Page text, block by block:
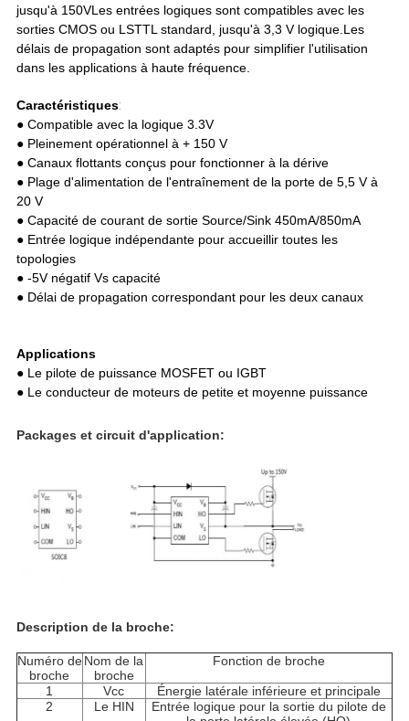
jusqu'à 150VLes entrées logiques sont compatibles avec les
sorties CMOS ou LSTTL standard, jusqu'à 3,3 V logique.Les
délais de propagation sont adaptés pour simplifier l'utilisation
dans les applications à haute fréquence.
Caractéristiques:
● Compatible avec la logique 3.3V
● Pleinement opérationnel à + 150 V
● Canaux flottants conçus pour fonctionner à la dérive
● Plage d'alimentation de l'entraînement de la porte de 5,5 V à
20 V
● Capacité de courant de sortie Source/Sink 450mA/850mA
● Entrée logique indépendante pour accueillir toutes les
topologies
● -5V négatif Vs capacité
● Délai de propagation correspondant pour les deux canaux
Applications
● Le pilote de puissance MOSFET ou IGBT
● Le conducteur de moteurs de petite et moyenne puissance
Packages et circuit d'application:
Description de la broche:
Numéro de
broche
Nom de la
broche
Fonction de broche
1 Vcc
Énergie latérale inférieure et principale
2
Le HIN
Entrée logique pour la sortie du pilote de